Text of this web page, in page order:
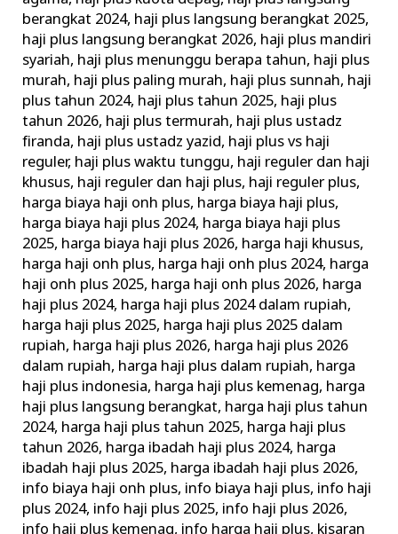
berangkat 2024, haji plus langsung berangkat 2025,
haji plus langsung berangkat 2026, haji plus mandiri
syariah, haji plus menunggu berapa tahun, haji plus
murah, haji plus paling murah, haji plus sunnah, haji
plus tahun 2024, haji plus tahun 2025, haji plus
tahun 2026, haji plus termurah, haji plus ustadz
firanda, haji plus ustadz yazid, haji plus vs haji
reguler, haji plus waktu tunggu, haji reguler dan haji
khusus, haji reguler dan haji plus, haji reguler plus,
harga biaya haji onh plus, harga biaya haji plus,
harga biaya haji plus 2024, harga biaya haji plus
2025, harga biaya haji plus 2026, harga haji khusus,
harga haji onh plus, harga haji onh plus 2024, harga
haji onh plus 2025, harga haji onh plus 2026, harga
haji plus 2024, harga haji plus 2024 dalam rupiah,
harga haji plus 2025, harga haji plus 2025 dalam
rupiah, harga haji plus 2026, harga haji plus 2026
dalam rupiah, harga haji plus dalam rupiah, harga
haji plus indonesia, harga haji plus kemenag, harga
haji plus langsung berangkat, harga haji plus tahun
2024, harga haji plus tahun 2025, harga haji plus
tahun 2026, harga ibadah haji plus 2024, harga
ibadah haji plus 2025, harga ibadah haji plus 2026,
info biaya haji onh plus, info biaya haji plus, info haji
plus 2024, info haji plus 2025, info haji plus 2026,
info haji plus kemenag, info harga haji plus, kisaran